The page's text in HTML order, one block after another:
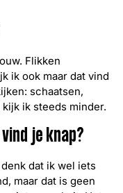
Flikken
ik ook maar dat vind
schaatsen,
ik steeds minder.
je knap?
dat ik wel iets
maar dat is geen